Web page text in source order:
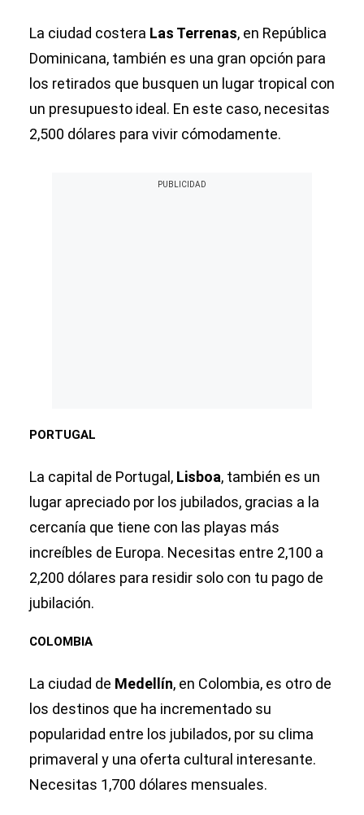
La ciudad costera Las Terrenas, en República
Dominicana, también es una gran opción para
los retirados que busquen un lugar tropical con
un presupuesto ideal. En este caso, necesitas
2,500 dólares para vivir cómodamente.
PORTUGAL
La capital de Portugal, Lisboa, también es un
lugar apreciado por los jubilados, gracias a la
cercanía que tiene con las playas más
increíbles de Europa. Necesitas entre 2,100 a
2,200 dólares para residir solo con tu pago de
jubilación.
COLOMBIA
La ciudad de Medellín, en Colombia, es otro de
los destinos que ha incrementado su
popularidad entre los jubilados, por su clima
primaveral y una oferta cultural interesante.
Necesitas 1,700 dólares mensuales.